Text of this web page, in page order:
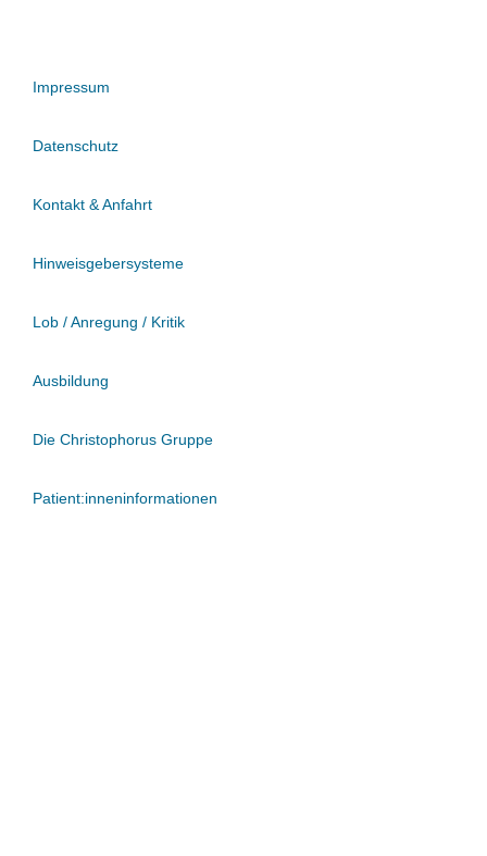
Impressum
Datenschutz
Kontakt & Anfahrt
Hinweisgebersysteme
Lob / Anregung / Kritik
Ausbildung
Die Christophorus Gruppe
Patient:inneninformationen